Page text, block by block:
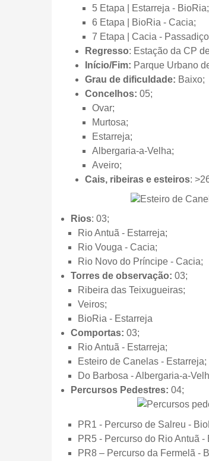
5 Etapa | Estarreja - BioRia;
6 Etapa | BioRia - Cacia;
7 Etapa | Cacia -
Regresso: Estação da CP
Início/Fim: Parque Urbano
Grau de dificuldade: Baixo;
Concelhos: 05;
Ovar;
Murtosa;
Estarreja;
Albergaria-a-Velha;
Aveiro;
Cais, ribeiras e esteiros:
Rios: 03;
Rio Antuã - Estarreja;
Rio Vouga - Cacia;
Rio Novo do Príncipe - Cacia;
Torres de observação: 03;
Ribeira das Teixugueiras;
Veiros;
BioRia - Estarreja
Comportas: 03;
Rio Antuã - Estarreja;
Esteiro de Canelas - Estarreja;
Do Barbosa - Albergaria-a-
Percursos Pedestres: 04;
PR1 - Percurso de Salreu -
PR5 - Percurso do Rio Antuã -
PR8 – Percurso da Fermelã -